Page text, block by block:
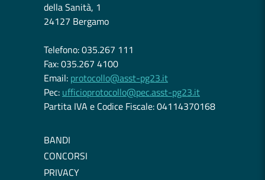
della Sanità, 1
24127 Bergamo
Telefono: 035.267 111
Fax: 035.267 4100
Email: protocollo@asst-pg23.it
Pec: ufficioprotocollo@pec.asst-pg23.it
Partita IVA e Codice Fiscale: 04114370168
BANDI
CONCORSI
PRIVACY